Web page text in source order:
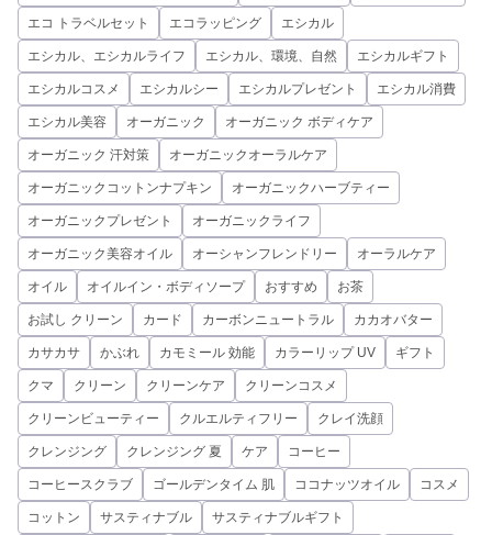
エコ トラベルセット エコラッピング エシカル
エシカル、エシカルライフ エシカル、環境、自然 エシカルギフト
エシカルコスメ エシカルシー エシカルプレゼント エシカル消費
エシカル美容 オーガニック オーガニック ボディケア
オーガニック 汗対策 オーガニックオーラルケア
オーガニックコットンナプキン オーガニックハーブティー
オーガニックプレゼント オーガニックライフ
オーガニック美容オイル オーシャンフレンドリー オーラルケア
オイル オイルイン・ボディソープ おすすめ お茶
お試し クリーン カード カーボンニュートラル カカオバター
カサカサ かぶれ カモミール 効能 カラーリップ UV ギフト
クマ クリーン クリーンケア クリーンコスメ
クリーンビューティー クルエルティフリー クレイ洗顔
クレンジング クレンジング 夏 ケア コーヒー
コーヒースクラブ ゴールデンタイム 肌 ココナッツオイル コスメ
コットン サスティナブル サスティナブルギフト